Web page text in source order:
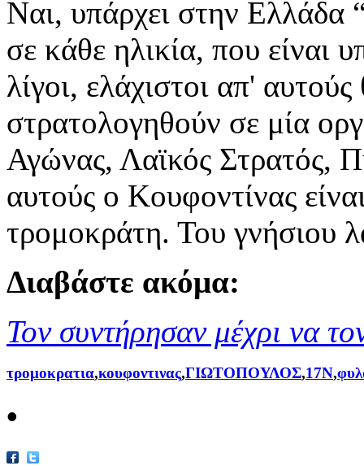
Ναι, υπάρχει στην Ελλάδα
σε κάθε ηλικία, που είναι
λίγοι, ελάχιστοι απ'
στρατολογηθούν σε μία
Αγώνας, Λαϊκός Στρατός,
αυτούς ο Κουφοντίνας
τρομοκράτη. Του γνήσιου
Διαβάστε ακόμα:
Τον συντήρησαν μέχρι να
τρομοκρατια,κουφοντινας,ΓΙΩΤΟΠΟΥΛΟΣ,17Ν,
•